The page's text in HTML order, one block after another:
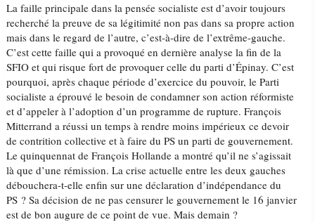
La faille principale dans la pensée socialiste est d’avoir toujours
recherché la preuve de sa légitimité non pas dans sa propre action
mais dans le regard de l’autre, c’est-à-dire de l’extrême-gauche.
C’est cette faille qui a provoqué en dernière analyse la fin de la
SFIO et qui risque fort de provoquer celle du parti d’Épinay. C’est
pourquoi, après chaque période d’exercice du pouvoir, le Parti
socialiste a éprouvé le besoin de condamner son action réformiste
et d’appeler à l’adoption d’un programme de rupture. François
Mitterrand a réussi un temps à rendre moins impérieux ce devoir
de contrition collective et à faire du PS un parti de gouvernement.
Le quinquennat de François Hollande a montré qu’il ne s’agissait
là que d’une rémission. La crise actuelle entre les deux gauches
débouchera-t-elle enfin sur une déclaration d’indépendance du
PS ? Sa décision de ne pas censurer le gouvernement le 16 janvier
est de bon augure de ce point de vue. Mais demain ?